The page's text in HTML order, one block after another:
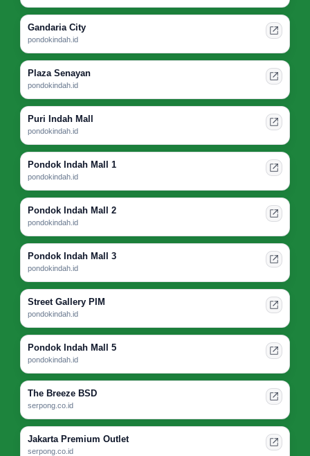
Gandaria City
pondokindah.id
Plaza Senayan
pondokindah.id
Puri Indah Mall
pondokindah.id
Pondok Indah Mall 1
pondokindah.id
Pondok Indah Mall 2
pondokindah.id
Pondok Indah Mall 3
pondokindah.id
Street Gallery PIM
pondokindah.id
Pondok Indah Mall 5
pondokindah.id
The Breeze BSD
serpong.co.id
Jakarta Premium Outlet
serpong.co.id